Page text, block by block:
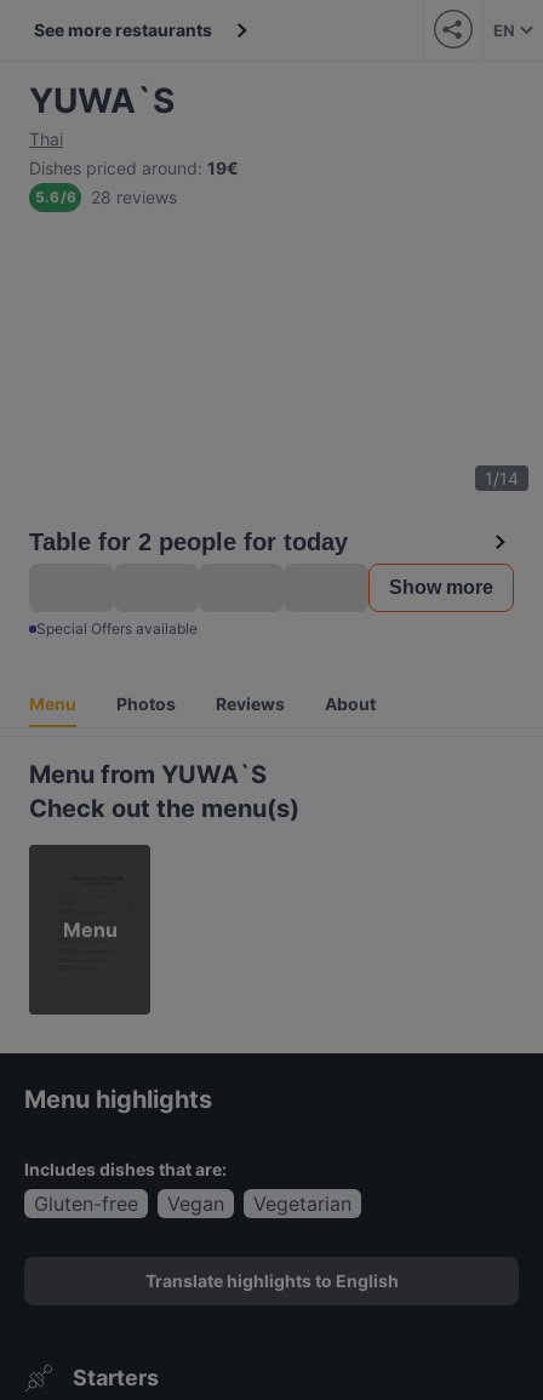
See more restaurants EN
YUWA`S
Thai
Dishes priced around: 19€
5.6/6 28 reviews
1/14
Table for 2 people for today
Show more
Special Offers available
Menu Photos Reviews About
Menu from YUWA`S
Check out the menu(s)
Menu
Menu highlights
Includes dishes that are:
Gluten-free Vegan Vegetarian
Translate highlights to English
Starters